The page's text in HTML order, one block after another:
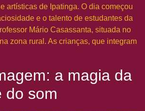
artísticas de Ipatinga. O dia começou
e o talento de estudantes da
Mário Casassanta, situada no
zona rural. As crianças, que integram
a magia da
do som